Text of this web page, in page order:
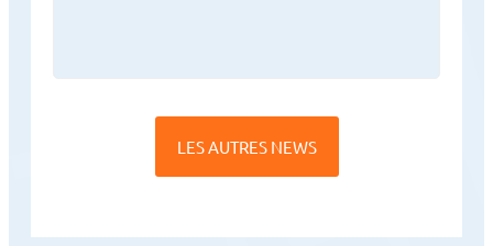
LES AUTRES NEWS